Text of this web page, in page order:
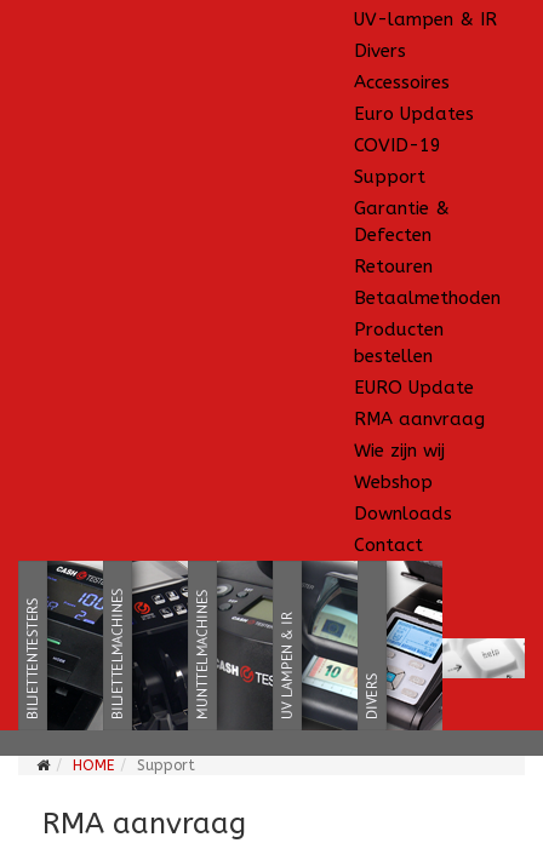
UV-lampen & IR
Divers
Accessoires
Euro Updates
COVID-19
Support
Garantie &
Defecten
Retouren
Betaalmethoden
Producten
bestellen
EURO Update
RMA aanvraag
Wie zijn wij
Webshop
Downloads
Contact
HOME Support
RMA aanvraag